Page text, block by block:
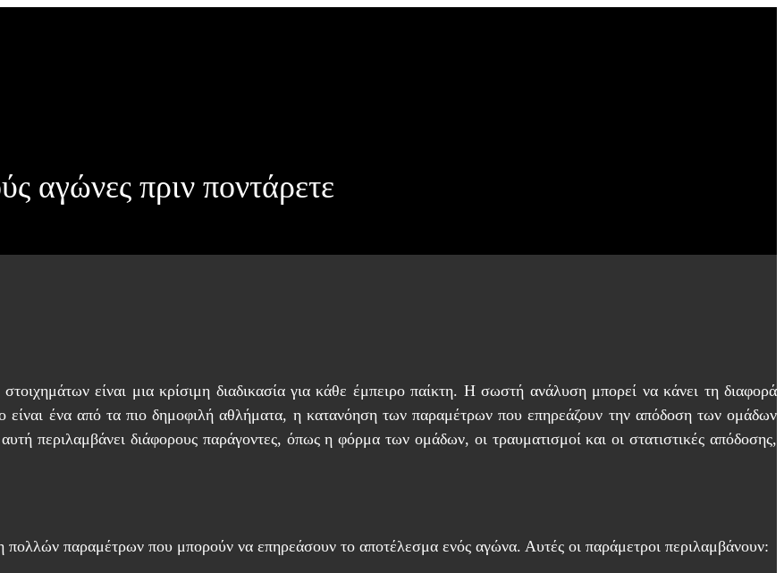
αγώνες πριν ποντάρετε
είναι μια κρίσιμη διαδικασία για κάθε έμπειρο παίκτη. Η σωστή ανάλυση μπορεί να κάνει τη διαφορά
είναι ένα από τα πιο δημοφιλή αθλήματα, η κατανόηση των παραμέτρων που επηρεάζουν την απόδοση των ομάδων
περιλαμβάνει διάφορους παράγοντες, όπως η φόρμα των ομάδων, οι τραυματισμοί και οι στατιστικές απόδοσης,
παραμέτρων που μπορούν να επηρεάσουν το αποτέλεσμα ενός αγώνα. Αυτές οι παράμετροι περιλαμβάνουν: